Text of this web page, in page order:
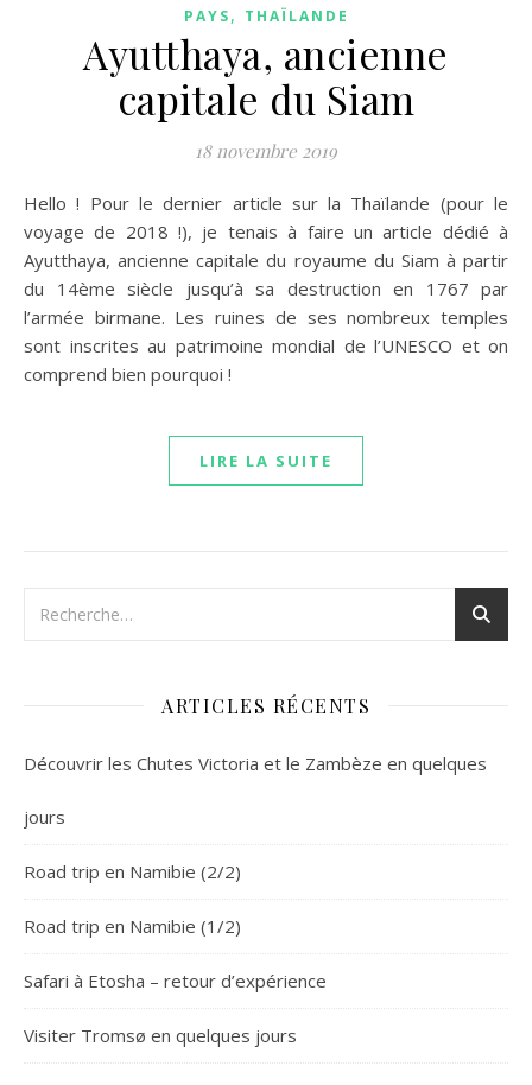
PAYS, THAÏLANDE
Ayutthaya, ancienne
capitale du Siam
18 novembre 2019
Hello ! Pour le dernier article sur la Thaïlande (pour le
voyage de 2018 !), je tenais à faire un article dédié à
Ayutthaya, ancienne capitale du royaume du Siam à partir
du 14ème siècle jusqu’à sa destruction en 1767 par
l’armée birmane. Les ruines de ses nombreux temples
sont inscrites au patrimoine mondial de l’UNESCO et on
comprend bien pourquoi !
LIRE LA SUITE
ARTICLES RÉCENTS
Découvrir les Chutes Victoria et le Zambèze en quelques
jours
Road trip en Namibie (2/2)
Road trip en Namibie (1/2)
Safari à Etosha – retour d’expérience
Visiter Tromsø en quelques jours